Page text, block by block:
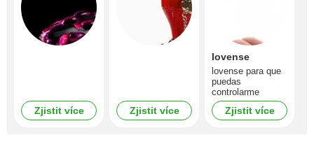
Zjistit více Zjistit více
lovense
lovense para que
puedas
controlarme
Zjistit více